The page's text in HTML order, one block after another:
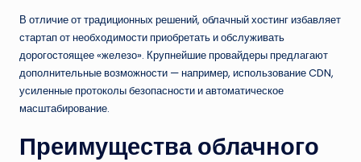
В отличие от традиционных решений, облачный хостинг избавляет
стартап от необходимости приобретать и обслуживать
дорогостоящее «железо». Крупнейшие провайдеры предлагают
дополнительные возможности — например, использование CDN,
усиленные протоколы безопасности и автоматическое
масштабирование.
Преимущества облачного